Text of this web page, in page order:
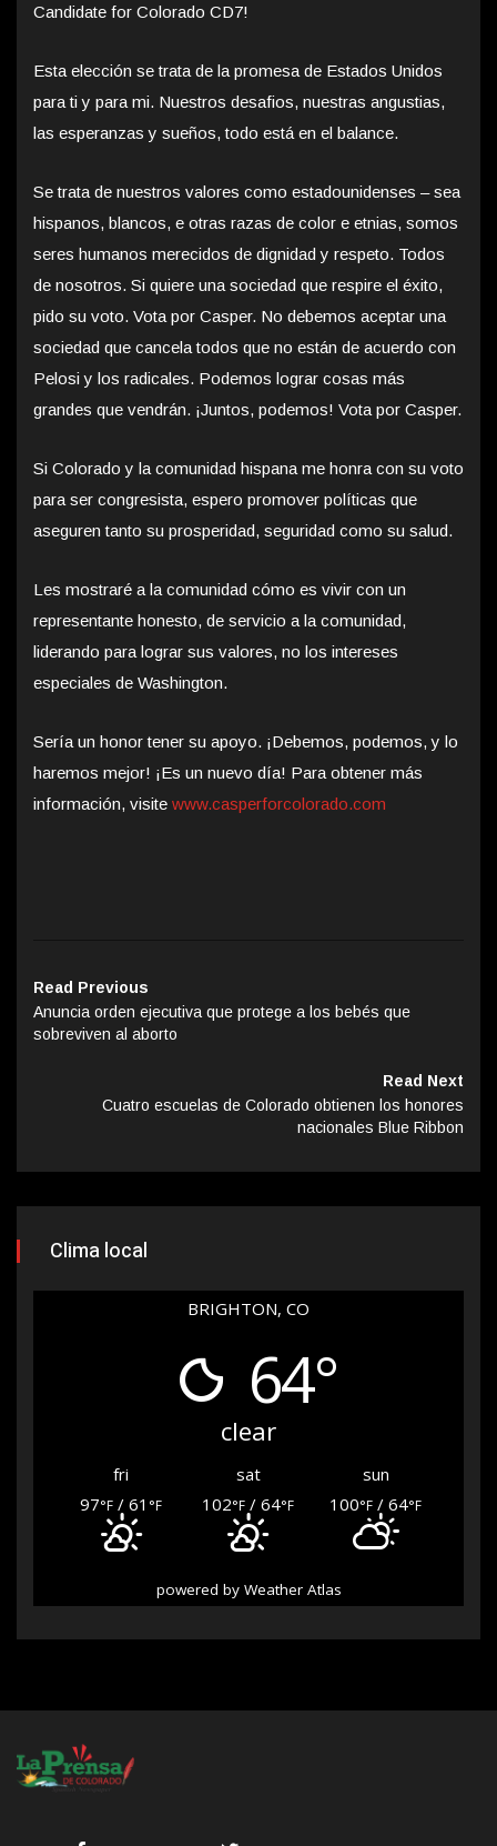
Candidate for Colorado CD7!
Esta elección se trata de la promesa de Estados Unidos
para ti y para mi. Nuestros desafios, nuestras angustias,
las esperanzas y sueños, todo está en el balance.
Se trata de nuestros valores como estadounidenses – sea
hispanos, blancos, e otras razas de color e etnias, somos
seres humanos merecidos de dignidad y respeto. Todos
de nosotros. Si quiere una sociedad que respire el éxito,
pido su voto. Vota por Casper. No debemos aceptar una
sociedad que cancela todos que no están de acuerdo con
Pelosi y los radicales. Podemos lograr cosas más
grandes que vendrán. ¡Juntos, podemos! Vota por Casper.
Si Colorado y la comunidad hispana me honra con su voto
para ser congresista, espero promover políticas que
aseguren tanto su prosperidad, seguridad como su salud.
Les mostraré a la comunidad cómo es vivir con un
representante honesto, de servicio a la comunidad,
liderando para lograr sus valores, no los intereses
especiales de Washington.
Sería un honor tener su apoyo. ¡Debemos, podemos, y lo
haremos mejor! ¡Es un nuevo día! Para obtener más
información, visite www.casperforcolorado.com
Read Previous
Anuncia orden ejecutiva que protege a los bebés que
sobreviven al aborto
Read Next
Cuatro escuelas de Colorado obtienen los honores
nacionales Blue Ribbon
Clima local
BRIGHTON, CO
64°
clear
fri sat
sun
97°F / 61 °F 102°F / 64°F 100°F / 64°F
powered by Weather Atlas